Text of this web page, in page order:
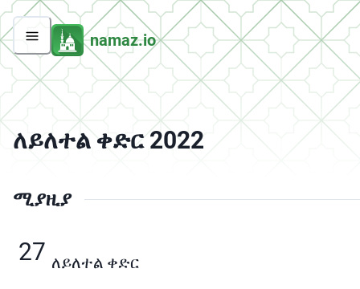
namaz.io
ለይለተል ቀድር 2022
ሚያዚያ
27 ለይለተል ቀድር